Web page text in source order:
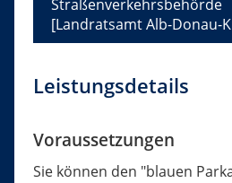
Straßenverkehrsbehörde
[Landratsamt Alb-Donau-
Leistungsdetails
Voraussetzungen
Sie können den "blauen